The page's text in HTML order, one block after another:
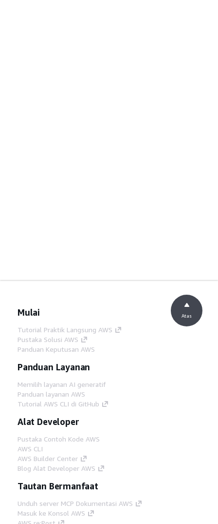
Mulai
Tutorial Praktik Langsung AWS
Pustaka Solusi AWS
Panduan Keputusan AWS
Panduan Layanan
Memilih layanan AI generatif
Panduan layanan AWS
Tutorial AWS CLI di GitHub
Alat Developer
Pustaka Contoh Kode AWS
AWS CLI
AWS Builder Center
Blog Alat Developer AWS
Tautan Bermanfaat
Unduh server MCP Dokumentasi AWS
Masuk ke Konsol AWS
Atas